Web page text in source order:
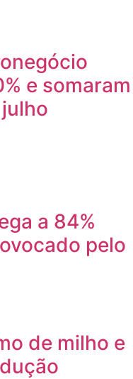
e somaram
a 84%
pelo
de milho e